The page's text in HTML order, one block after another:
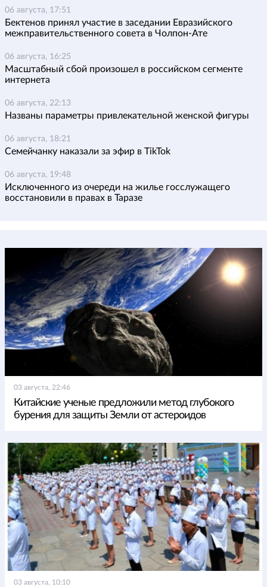
06 августа, 17:51
Бектенов принял участие в заседании Евразийского
межправительственного совета в Чолпон-Ате
06 августа, 16:25
Масштабный сбой произошел в российском сегменте
интернета
06 августа, 22:13
Названы параметры привлекательной женской фигуры
06 августа, 18:21
Семейчанку наказали за эфир в TikTok
06 августа, 19:48
Исключенного из очереди на жилье госслужащего
восстановили в правах в Таразе
03 августа, 22:46
Китайские ученые предложили метод глубокого
бурения для защиты Земли от астероидов
03 августа, 10:10